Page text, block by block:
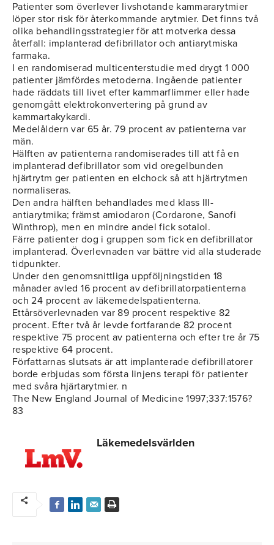
Patienter som överlever livshotande kammararytmier
löper stor risk för återkommande arytmier. Det finns två
olika behandlingsstrategier för att motverka dessa
återfall: implanterad defibrillator och antiarytmiska
farmaka.
I en randomiserad multicenterstudie med drygt 1 000
patienter jämfördes metoderna. Ingående patienter
hade räddats till livet efter kammarflimmer eller hade
genomgått elektrokonvertering på grund av
kammartakykardi.
Medelåldern var 65 år. 79 procent av patienterna var
män.
Hälften av patienterna randomiserades till att få en
implanterad defibrillator som vid oregelbunden
hjärtrytm ger patienten en elchock så att hjärtrytmen
normaliseras.
Den andra hälften behandlades med klass III-
antiarytmika; främst amiodaron (Cordarone, Sanofi
Winthrop), men en mindre andel fick sotalol.
Färre patienter dog i gruppen som fick en defibrillator
implanterad. Överlevnaden var bättre vid alla studerade
tidpunkter.
Under den genomsnittliga uppföljningstiden 18
månader avled 16 procent av defibrillatorpatienterna
och 24 procent av läkemedelspatienterna.
Ettårsöverlevnaden var 89 procent respektive 82
procent. Efter två år levde fortfarande 82 procent
respektive 75 procent av patienterna och efter tre år 75
respektive 64 procent.
Författarnas slutsats är att implanterade defibrillatorer
borde erbjudas som första linjens terapi för patienter
med svåra hjärtarytmier. n
The New England Journal of Medicine 1997;337:1576?
83
Läkemedelsvärlden